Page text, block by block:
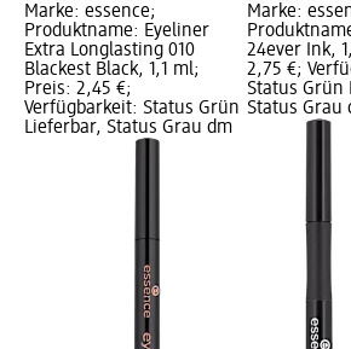
Marke: essence;
Produktname: Eyeliner
Extra Longlasting 010
Blackest Black, 1,1 ml;
Preis: 2,45 €;
Verfügbarkeit: Status Grün
Lieferbar, Status Grau dm
Marke:
24ever Ink,
2,75 €;
Status Grün
Status Grau